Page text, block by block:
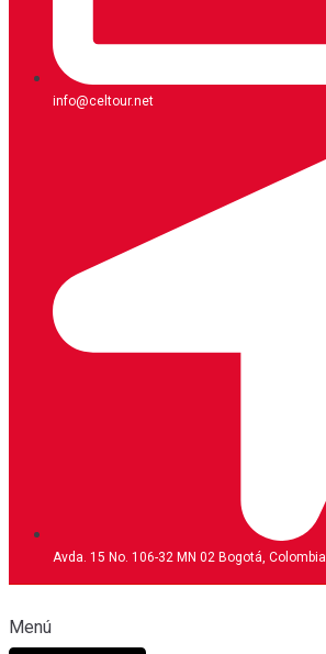
info@celtour.net
Avda. 15 No. 106-32 MN 02 Bogotá, Colombia
Menú